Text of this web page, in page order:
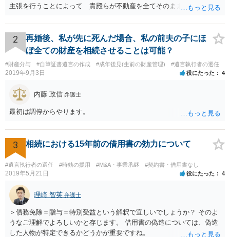
主張を行うことによって 貴殿らが不動産を全てそのまま取得できる
2
再婚後、私が先に死んだ場合、私の前夫の子にほ
ぼ全ての財産を相続させることは可能？
#財産分与 #自筆証書遺言の作成 #成年後見(生前の財産管理) #遺言執行者の選任
2019年9月3日 役にたった 4
内藤 政信 弁護士
最初は調停からやります。
3 相続における15年前の借用書の効力について
#遺言執行者の選任 #時効の援用 #M&A・事業承継 #契約書・借用書なし
2019年5月21日 役にたった 4
理崎 智英 弁護士
＞債務免除＝贈与＝特別受益という解釈で宜しいでしょうか？ そのよ
うなご理解でよろしいかと存じます。 借用書の偽造については、偽造
した人物が特定できるかどうかが重要ですね。